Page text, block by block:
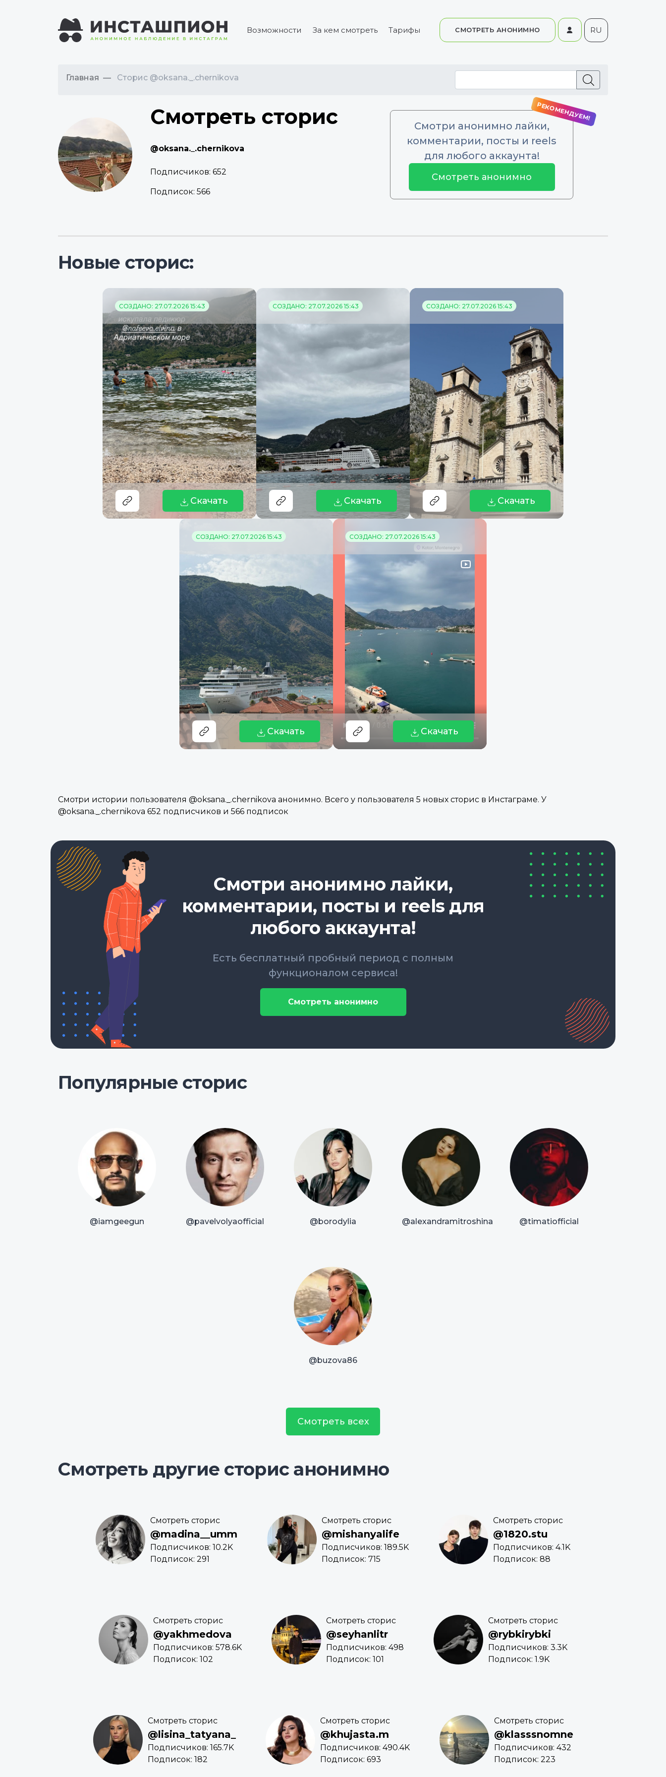
Возможности За кем смотреть Тарифы СМОТРЕТЬ АНОНИМНО RU
Главная Сторис @oksana._.chernikova
Смотреть сторис
@oksana._.chernikova
Подписчиков: 652
Подписок: 566
Смотри анонимно лайки,
комментарии, посты и reels
для любого аккаунта!
Смотреть анонимно
Новые сторис:
СОЗДАНО: 27.07.2026 15:43
Скачать
СОЗДАНО: 27.07.2026 15:43
Скачать
СОЗДАНО: 27.07.2026 15:43
Скачать
СОЗДАНО: 27.07.2026 15:43
Скачать
СОЗДАНО: 27.07.2026 15:43
Скачать
Смотри истории пользователя @oksana._.chernikova анонимно. Всего у пользователя 5 новых сторис в Инстаграме. У
@oksana._.chernikova 652 подписчиков и 566 подписок
Смотри анонимно лайки,
комментарии, посты и reels для
любого аккаунта!
Есть бесплатный пробный период с полным
функционалом сервиса!
Смотреть анонимно
Популярные сторис
@iamgeegun @pavelvolyaofficial @borodylia @alexandramitroshina @timatiofficial
@buzova86
Смотреть всех
Смотреть другие сторис анонимно
Смотреть сторис
@madina__umm
Подписчиков: 10.2K
Подписок: 291
Смотреть сторис
@mishanyalife
Подписчиков: 189.5K
Подписок: 715
Смотреть сторис
@1820.stu
Подписчиков: 4.1K
Подписок: 88
Смотреть сторис
@yakhmedova
Подписчиков: 578.6K
Подписок: 102
Смотреть сторис
@seyhanlitr
Подписчиков: 498
Подписок: 101
Смотреть сторис
@rybkirybki
Подписчиков: 3.3K
Подписок: 1.9K
Смотреть сторис
@lisina_tatyana_
Подписчиков: 165.7K
Подписок: 182
Смотреть сторис
@khujasta.m
Подписчиков: 490.4K
Подписок: 693
Смотреть сторис
@klasssnomne
Подписчиков: 432
Подписок: 223